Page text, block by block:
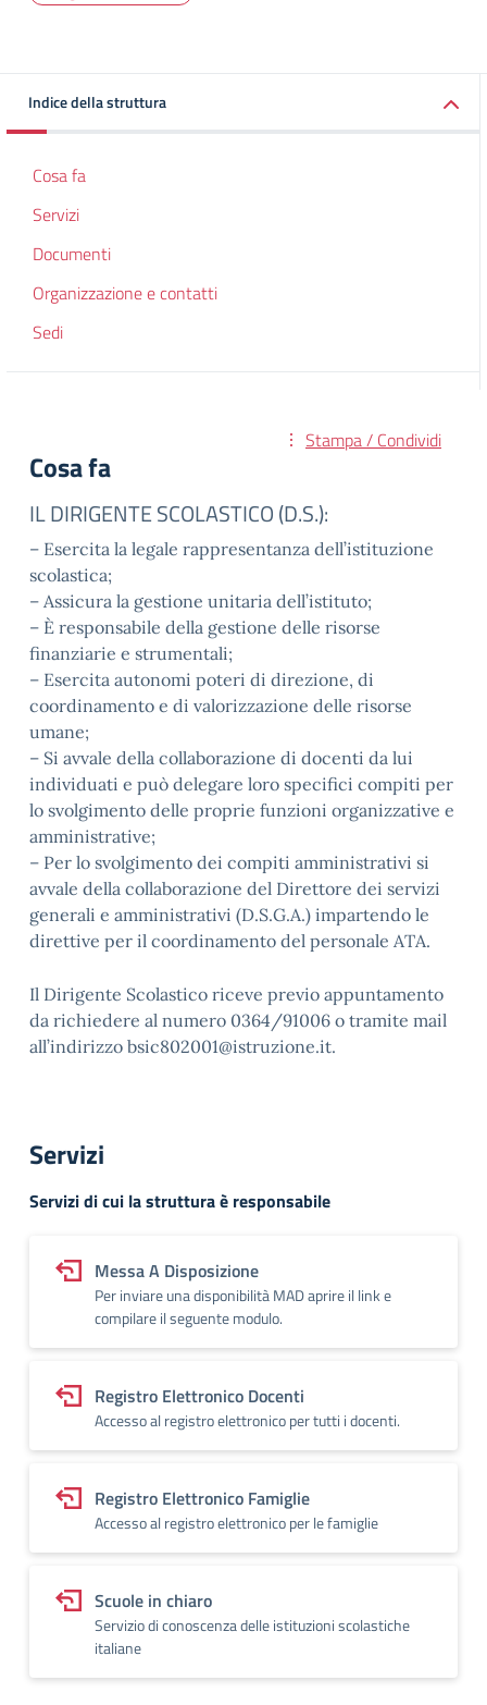
Indice della struttura
Cosa fa
Servizi
Documenti
Organizzazione e contatti
Sedi
Stampa / Condividi
Cosa fa
IL DIRIGENTE SCOLASTICO (D.S.):
– Esercita la legale rappresentanza dell’istituzione
scolastica;
– Assicura la gestione unitaria dell’istituto;
– È responsabile della gestione delle risorse
finanziarie e strumentali;
– Esercita autonomi poteri di direzione, di
coordinamento e di valorizzazione delle risorse
umane;
– Si avvale della collaborazione di docenti da lui
individuati e può delegare loro specifici compiti per
lo svolgimento delle proprie funzioni organizzative e
amministrative;
– Per lo svolgimento dei compiti amministrativi si
avvale della collaborazione del Direttore dei servizi
generali e amministrativi (D.S.G.A.) impartendo le
direttive per il coordinamento del personale ATA.
Il Dirigente Scolastico riceve previo appuntamento
da richiedere al numero 0364/91006 o tramite mail
all’indirizzo bsic802001@istruzione.it.
Servizi
Servizi di cui la struttura è responsabile
Messa A Disposizione
Per inviare una disponibilità MAD aprire il link e
compilare il seguente modulo.
Registro Elettronico Docenti
Accesso al registro elettronico per tutti i docenti.
Registro Elettronico Famiglie
Accesso al registro elettronico per le famiglie
Scuole in chiaro
Servizio di conoscenza delle istituzioni scolastiche
italiane